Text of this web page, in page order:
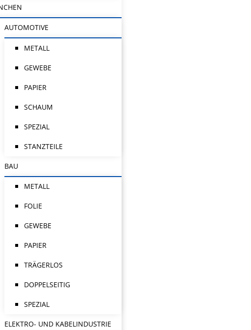
AUTOMOTIVE
METALL
GEWEBE
PAPIER
SCHAUM
SPEZIAL
STANZTEILE
BAU
METALL
FOLIE
GEWEBE
PAPIER
TRÄGERLOS
DOPPELSEITIG
SPEZIAL
ELEKTRO- UND KABELINDUSTRIE